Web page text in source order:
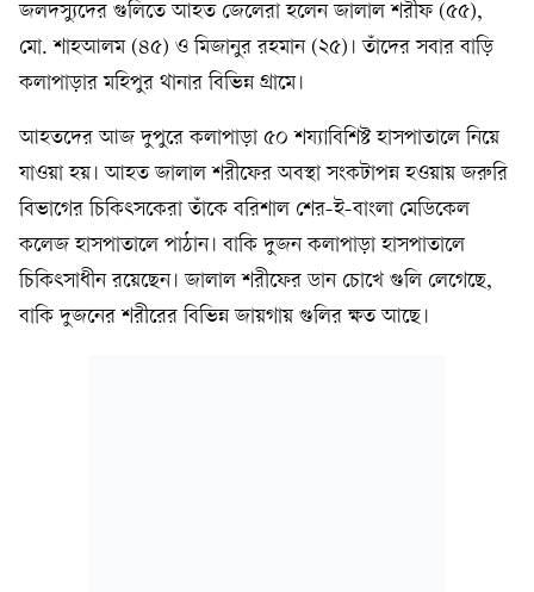
জলদস্যুদের গুলিতে আহত জেলেরা হলেন জালাল শরীফ (৫৫),
মো. শাহআলম (৪৫) ও মিজানুর রহমান (২৫)। তাঁদের সবার বাড়ি
কলাপাড়ার মহিপুর থানার বিভিন্ন গ্রামে।
আহতদের আজ দুপুরে কলাপাড়া ৫০ শয্যাবিশিষ্ট হাসপাতালে নিয়ে
যাওয়া হয়। আহত জালাল শরীফের অবস্থা সংকটাপন্ন হওয়ায় জরুরি
বিভাগের চিকিৎসকেরা তাঁকে বরিশাল শের-ই-বাংলা মেডিকেল
কলেজ হাসপাতালে পাঠান। বাকি দুজন কলাপাড়া হাসপাতালে
চিকিৎসাধীন রয়েছেন। জালাল শরীফের ডান চোখে গুলি লেগেছে,
বাকি দুজনের শরীরের বিভিন্ন জায়গায় গুলির ক্ষত আছে।